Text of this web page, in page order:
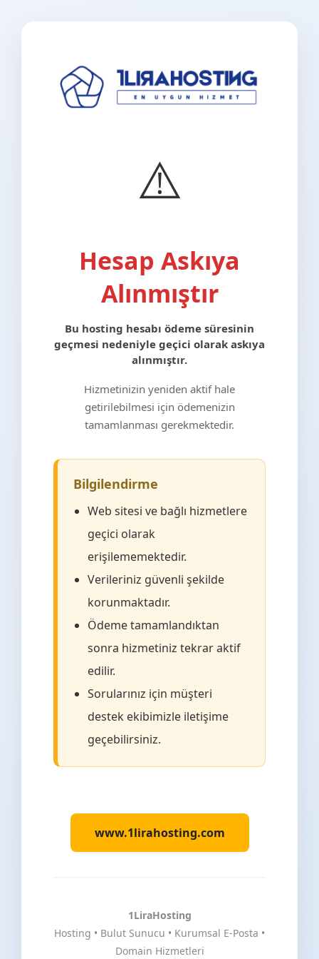
⚠️
Hesap Askıya
Alınmıştır
Bu hosting hesabı ödeme süresinin
geçmesi nedeniyle geçici olarak askıya
alınmıştır.
Hizmetinizin yeniden aktif hale
getirilebilmesi için ödemenizin
tamamlanması gerekmektedir.
Bilgilendirme
Web sitesi ve bağlı hizmetlere
geçici olarak
erişilememektedir.
Verileriniz güvenli şekilde
korunmaktadır.
Ödeme tamamlandıktan
sonra hizmetiniz tekrar aktif
edilir.
Sorularınız için müşteri
destek ekibimizle iletişime
geçebilirsiniz.
www.1lirahosting.com
1LiraHosting
Hosting • Bulut Sunucu • Kurumsal E-Posta •
Domain Hizmetleri